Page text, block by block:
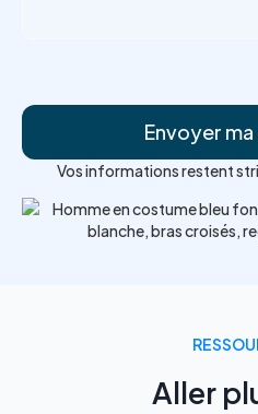
Vos informations restent
Aller